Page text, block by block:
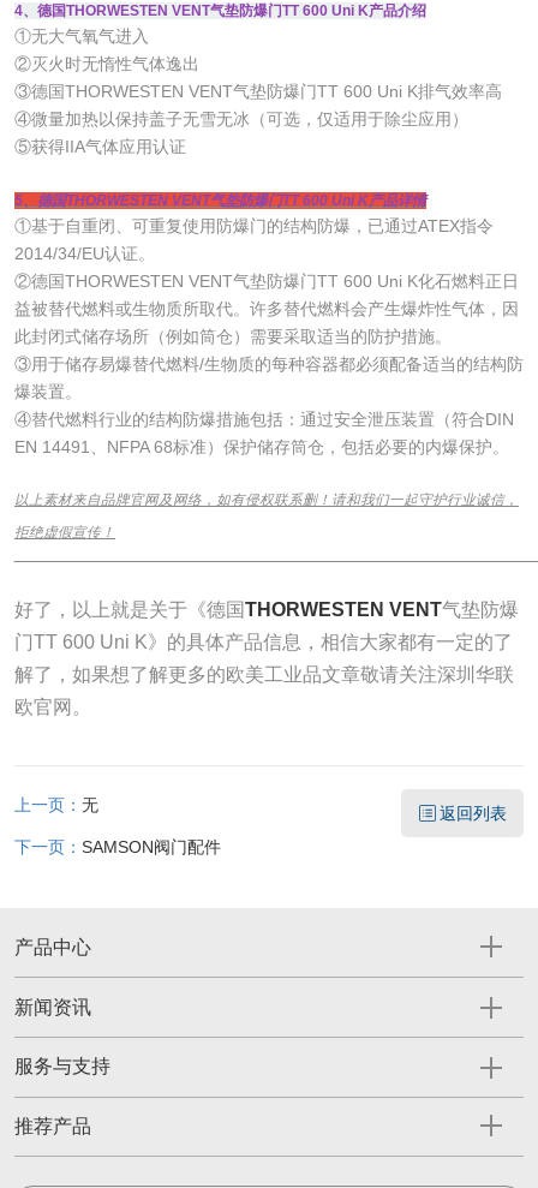
4、德国THORWESTEN VENT气垫防爆门TT 600 Uni K产品介绍
①无大气氧气进入
②灭火时无惰性气体逸出
③德国THORWESTEN VENT气垫防爆门TT 600 Uni K排气效率高
④微量加热以保持盖子无雪无冰（可选，仅适用于除尘应用）
⑤获得IIA气体应用认证
5、德国THORWESTEN VENT气垫防爆门TT 600 Uni K产品详情
①基于自重闭、可重复使用防爆门的结构防爆，已通过ATEX指令
2014/34/EU认证。
②德国THORWESTEN VENT气垫防爆门TT 600 Uni K化石燃料正日
益被替代燃料或生物质所取代。许多替代燃料会产生爆炸性气体，因
此封闭式储存场所（例如筒仓）需要采取适当的防护措施。
③用于储存易爆替代燃料/生物质的每种容器都必须配备适当的结构防
爆装置。
④替代燃料行业的结构防爆措施包括：通过安全泄压装置（符合DIN
EN 14491、NFPA 68标准）保护储存筒仓，包括必要的内爆保护。
以上素材来自品牌官网及网络，如有侵权联系删！请和我们一起守护行业诚信，
拒绝虚假宣传！
好了，以上就是关于《德国THORWESTEN VENT气垫防爆
门TT 600 Uni K》的具体产品信息，相信大家都有一定的了
解了，如果想了解更多的欧美工业品文章敬请关注深圳华联
欧官网。
上一页： 无
下一页： SAMSON阀门配件
返回列表
产品中心
新闻资讯
服务与支持
推荐产品